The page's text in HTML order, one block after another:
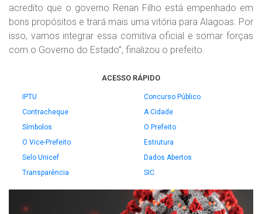
acredito que o governo Renan Filho está empenhado em
bons propósitos e trará mais uma vitória para Alagoas. Por
isso, vamos integrar essa comitiva oficial e somar forças
com o Governo do Estado”, finalizou o prefeito.
ACESSO RÁPIDO
IPTU
Concurso Público
Contracheque
A Cidade
Símbolos
O Prefeito
O Vice-Prefeito
Estrutura
Selo Unicef
Dados Abertos
Transparência
SIC